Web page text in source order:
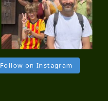
Follow on Instagram